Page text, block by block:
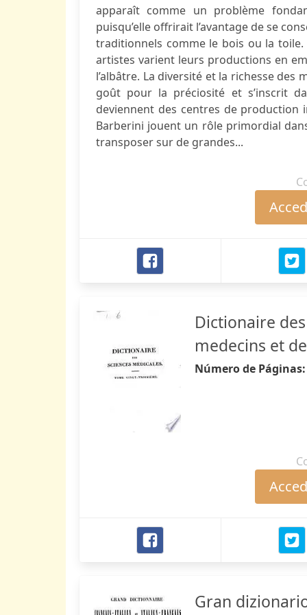
apparaît comme un problème
puisqu’elle offrirait l’avantage de se
traditionnels comme le bois ou la toile.
artistes varient leurs productions en
l’albâtre. La diversité et la richesse
goût pour la préciosité et s’inscrit
deviennent des centres de
Barberini jouent un rôle primordial
transposer sur de grandes...
Dictionaire
medecins et
Número de
Gran